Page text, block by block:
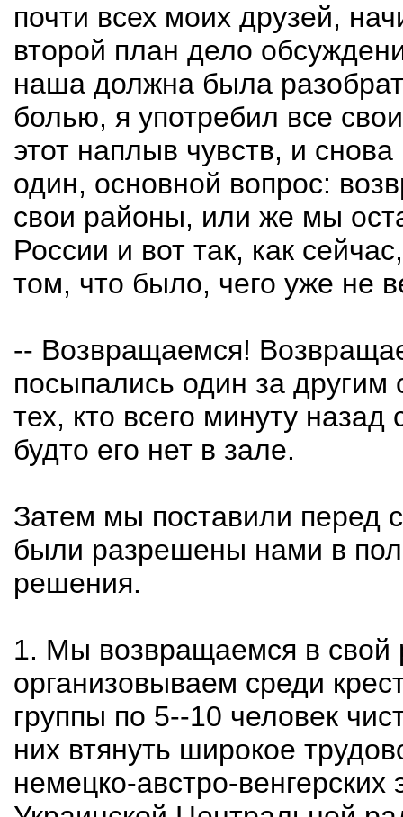
почти всех моих друзей,
второй план дело
наша должна была
болью, я употребил все
этот наплыв чувств, и
один, основной вопрос:
свои районы, или же мы
России и вот так, как
том, что было, чего уже не
-- Возвращаемся!
посыпались один за
тех, кто всего минуту
будто его нет в зале.
Затем мы поставили перед
были разрешены нами в
решения.
1. Мы возвращаемся в свой
организовываем среди
группы по 5--10 человек
них втянуть широкое
немецко-австро-